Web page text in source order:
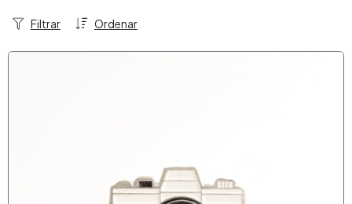
Ordenar
Filtrar